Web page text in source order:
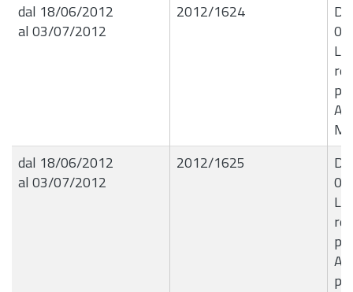
dal 18/06/2012
al 03/07/2012
2012/1624
dal 18/06/2012
al 03/07/2012
2012/1625